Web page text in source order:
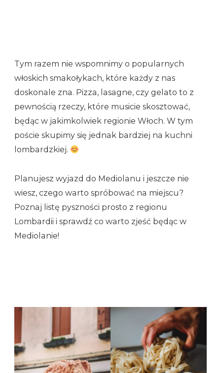
Tym razem nie wspomnimy o popularnych
włoskich smakołykach, które każdy z nas
doskonale zna. Pizza, lasagne, czy gelato to z
pewnością rzeczy, które musicie skosztować,
będąc w jakimkolwiek regionie Włoch. W tym
poście skupimy się jednak bardziej na kuchni
lombardzkiej.
Planujesz wyjazd do Mediolanu i jeszcze nie
wiesz, czego warto spróbować na miejscu?
Poznaj listę pyszności prosto z regionu
Lombardii i sprawdź co warto zjeść będąc w
Mediolanie!